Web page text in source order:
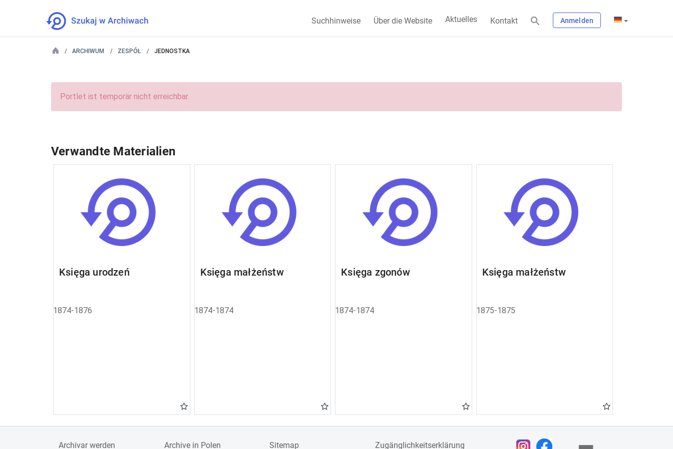
Suchhinweise Über die Website Aktuelles Kontakt Anmelden
ARCHIWUM ZESPÓŁ JEDNOSTKA
Portlet ist temporär nicht erreichbar.
Verwandte Materialien
Księga urodzeń
1874-1876
Księga małżeństw
1874-1874
Księga zgonów
1874-1874
Księga małżeństw
1875-1875
Archivar werden Archive in Polen Sitemap Zugänglichkeitserklärung